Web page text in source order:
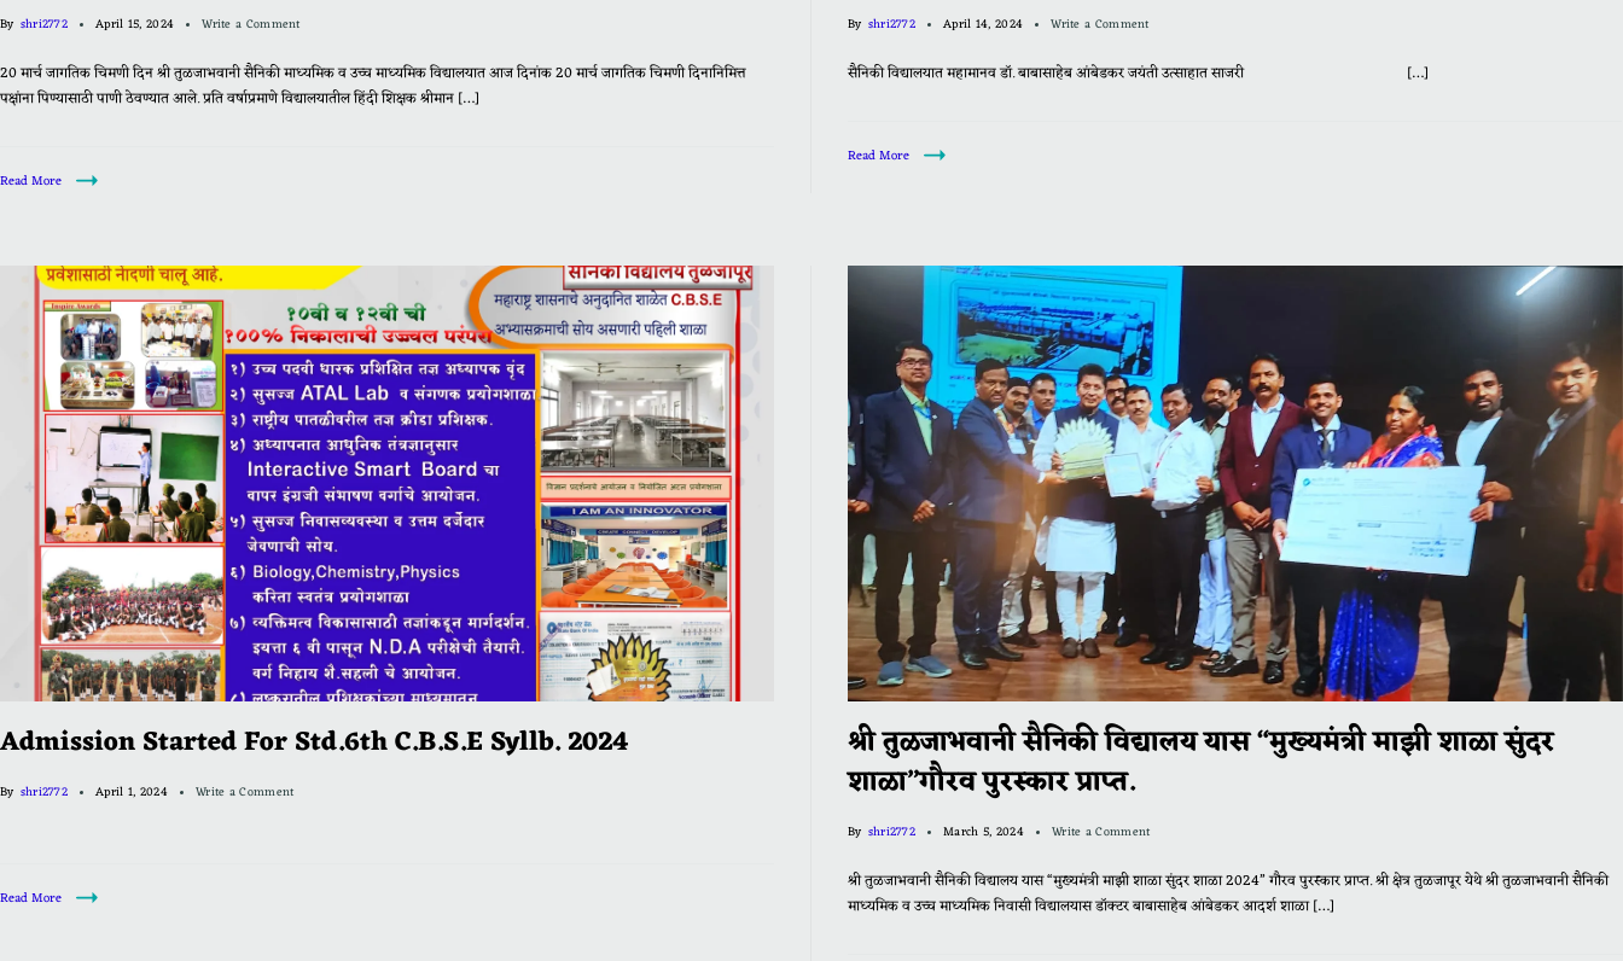
By shri2772 April 15, 2024 Write a Comment
20 मार्च जागतिक चिमणी दिन श्री तुळजाभवानी सैनिकी माध्यमिक व उच्च माध्यमिक विद्यालयात आज दिनांक 20 मार्च जागतिक चिमणी दिनानिमित्त
पक्षांना पिण्यासाठी पाणी ठेवण्यात आले. प्रति वर्षाप्रमाणे विद्यालयातील हिंदी शिक्षक श्रीमान […]
Read More
By shri2772 April 14, 2024 Write a Comment
सैनिकी विद्यालयात महामानव डॉ. बाबासाहेब आंबेडकर जयंती उत्साहात साजरी […]
Read More
Admission Started For Std.6th C.B.S.E Syllb. 2024
By shri2772 April 1, 2024 Write a Comment
Read More
श्री तुळजाभवानी सैनिकी विद्यालय यास “मुख्यमंत्री माझी शाळा सुंदर
शाळा”गौरव पुरस्कार प्राप्त.
By shri2772 March 5, 2024 Write a Comment
श्री तुळजाभवानी सैनिकी विद्यालय यास “मुख्यमंत्री माझी शाळा सुंदर शाळा 2024” गौरव पुरस्कार प्राप्त. श्री क्षेत्र तुळजापूर येथे श्री तुळजाभवानी सैनिकी
माध्यमिक व उच्च माध्यमिक निवासी विद्यालयास डॉक्टर बाबासाहेब आंबेडकर आदर्श शाळा […]